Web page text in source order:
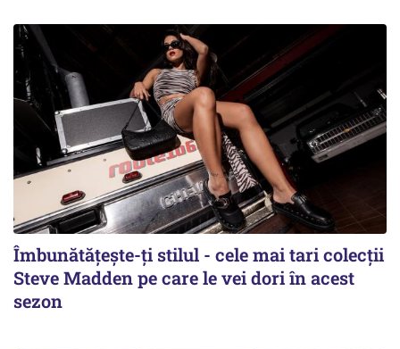
Îmbunătățește-ți stilul - cele mai tari colecții
Steve Madden pe care le vei dori în acest
sezon